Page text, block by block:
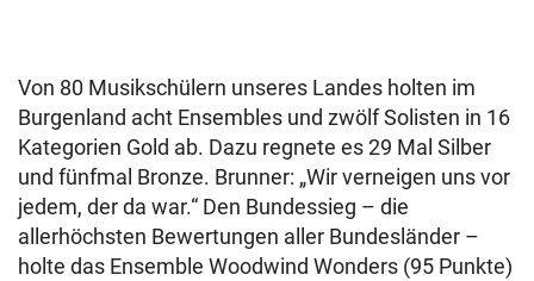
Von 80 Musikschülern unseres Landes holten im
Burgenland acht Ensembles und zwölf Solisten in 16
Kategorien Gold ab. Dazu regnete es 29 Mal Silber
und fünfmal Bronze. Brunner: „Wir verneigen uns vor
jedem, der da war.“ Den Bundessieg – die
allerhöchsten Bewertungen aller Bundesländer –
holte das Ensemble Woodwind Wonders (95 Punkte)